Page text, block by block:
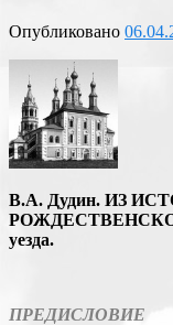
Опубликовано
В.А. Дудин. ИЗ
уезда.
ПРЕДИСЛОВИЕ